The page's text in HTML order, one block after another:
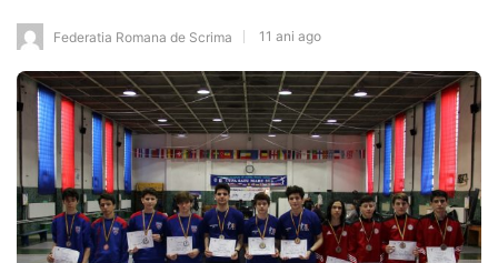
Federatia Romana de Scrima 11 ani ago